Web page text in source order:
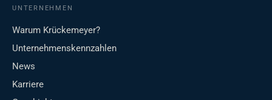
UNTERNEHMEN
Warum Krückemeyer?
Unternehmenskennzahlen
News
Karriere